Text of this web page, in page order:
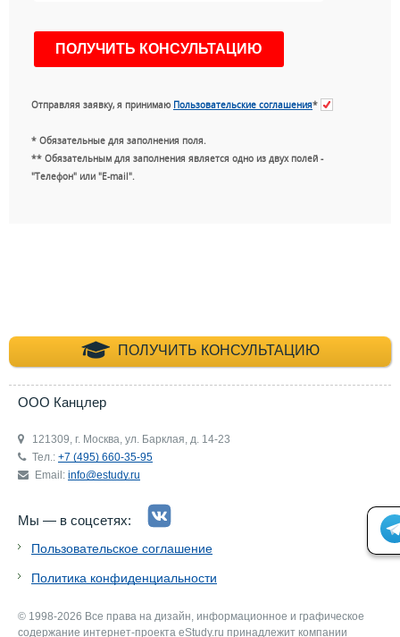
Отправляя заявку, я принимаю Пользовательские соглашения*
* Обязательные для заполнения поля.
** Обязательным для заполнения является одно из двух полей -
"Телефон" или "E-mail".
ПОЛУЧИТЬ КОНСУЛЬТАЦИЮ
+7 (495) 660-35-
ООО Канцлер
121309, г. Москва, ул. Барклая, д. 14-23
Тел.: +7 (495) 660-35-95
Email: info@estudy.ru
Мы — в соцсетях:
Пользовательское соглашение
Политика конфиденциальности
© 1998-2026 Все права на дизайн, информационное и графическое
содержание интернет-проекта eStudy.ru принадлежит компании